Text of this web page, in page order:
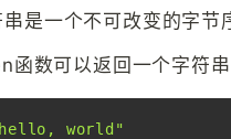
是一个不可改变的字节
函数可以返回一个字符
world"